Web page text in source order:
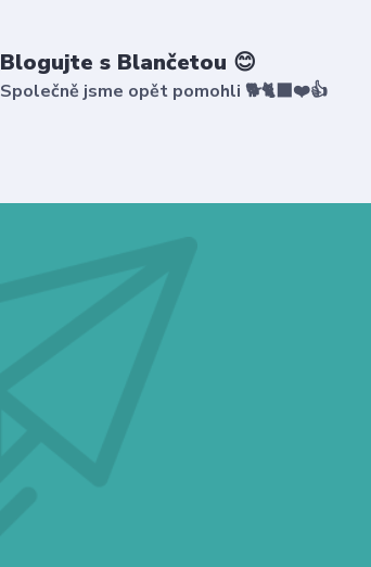
Blogujte s Blančetou 😊
Společně jsme opět pomohli 🐕🐈‍⬛❤️👍